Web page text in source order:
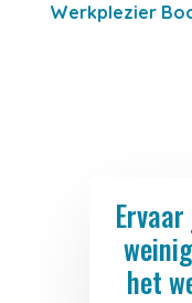
Werkplezier
het